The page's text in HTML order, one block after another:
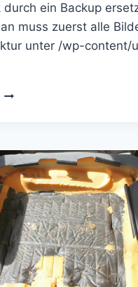
durch ein Backup
muss zuerst alle
unter /wp-content/
UNTER